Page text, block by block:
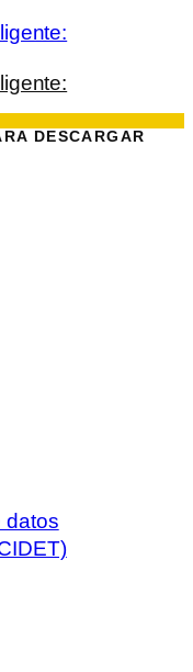
DESCARGAR
datos